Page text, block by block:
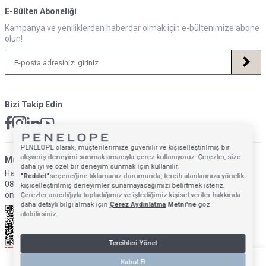
E-Bülten Aboneliği
Kampanya ve yeniliklerden haberdar olmak için e-bültenimize abone
olun!
Bizi Takip Edin
Müsteri Hizmetleri İletişim Adresi
Hafta İçi: 09:00 - 18:00
0850 640 1993
onlinedestek@penelopebedroom.com
PENELOPE olarak, müşterilerimize güvenilir ve kişiselleştirilmiş bir
alışveriş deneyimi sunmak amacıyla çerez kullanıyoruz. Çerezler, size
daha iyi ve özel bir deneyim sunmak için kullanılır.
"Reddet"seçeneğine tıklamanız durumunda, tercih alanlarınıza yönelik
kişiselleştirilmiş deneyimler sunamayacağımızı belirtmek isteriz.
Çerezler aracılığıyla topladığımız ve işlediğimiz kişisel veriler hakkında
daha detaylı bilgi almak için Çerez AydınlatmaMetni'negöz
atabilirsiniz.
Tercihleri Yönet
Kabul Et